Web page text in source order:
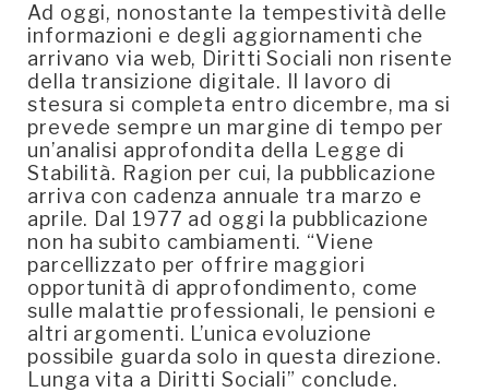
Ad oggi, nonostante la tempestività delle
informazioni e degli aggiornamenti che
arrivano via web, Diritti Sociali non risente
della transizione digitale. Il lavoro di
stesura si completa entro dicembre, ma si
prevede sempre un margine di tempo per
un’analisi approfondita della Legge di
Stabilità. Ragion per cui, la pubblicazione
arriva con cadenza annuale tra marzo e
aprile. Dal 1977 ad oggi la pubblicazione
non ha subito cambiamenti. “Viene
parcellizzato per offrire maggiori
opportunità di approfondimento, come
sulle malattie professionali, le pensioni e
altri argomenti. L’unica evoluzione
possibile guarda solo in questa direzione.
Lunga vita a Diritti Sociali” conclude.